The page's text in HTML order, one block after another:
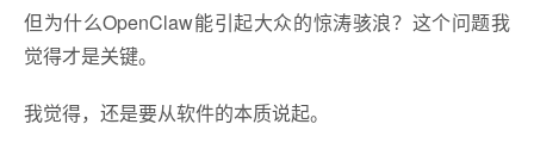
但为什么OpenClaw能引起大众的惊涛骇浪？这个问题我
觉得才是关键。
我觉得，还是要从软件的本质说起。